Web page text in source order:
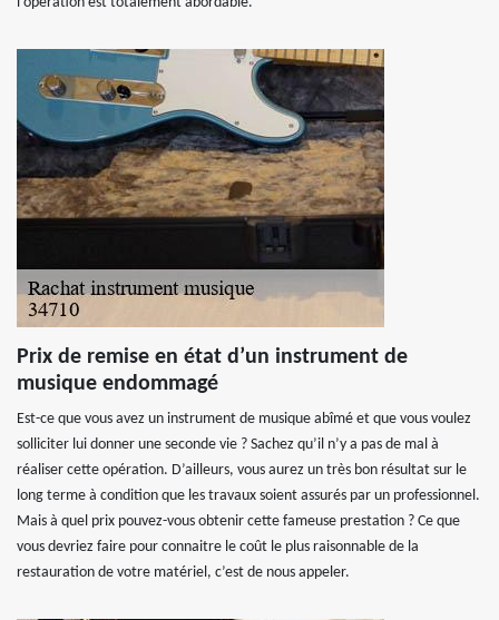
Prix de remise en état d’un instrument de
musique endommagé
Est-ce que vous avez un instrument de musique abîmé et que vous voulez
solliciter lui donner une seconde vie ? Sachez qu’il n’y a pas de mal à
réaliser cette opération. D’ailleurs, vous aurez un très bon résultat sur le
long terme à condition que les travaux soient assurés par un professionnel.
Mais à quel prix pouvez-vous obtenir cette fameuse prestation ? Ce que
vous devriez faire pour connaitre le coût le plus raisonnable de la
restauration de votre matériel, c’est de nous appeler.